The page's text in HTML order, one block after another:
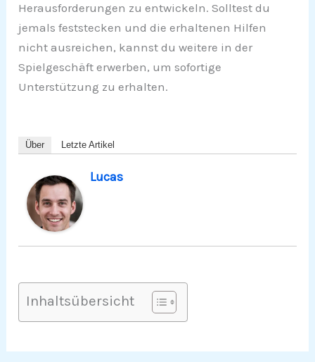
Herausforderungen zu entwickeln. Solltest du
jemals feststecken und die erhaltenen Hilfen
nicht ausreichen, kannst du weitere in der
Spielgeschäft erwerben, um sofortige
Unterstützung zu erhalten.
Über Letzte Artikel
Lucas
Inhaltsübersicht